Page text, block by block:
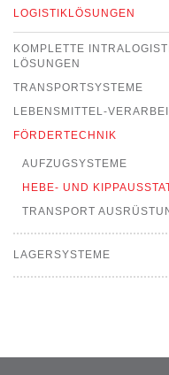
LOGISTIKLÖSUNGEN
KOMPLETTE
LÖSUNGEN
TRANSPORTSYSTEME
LEBENSMITTEL-
FÖRDERTECHNIK
AUFZUGSYSTEME
HEBE- UND
TRANSPORT
LAGERSYSTEME